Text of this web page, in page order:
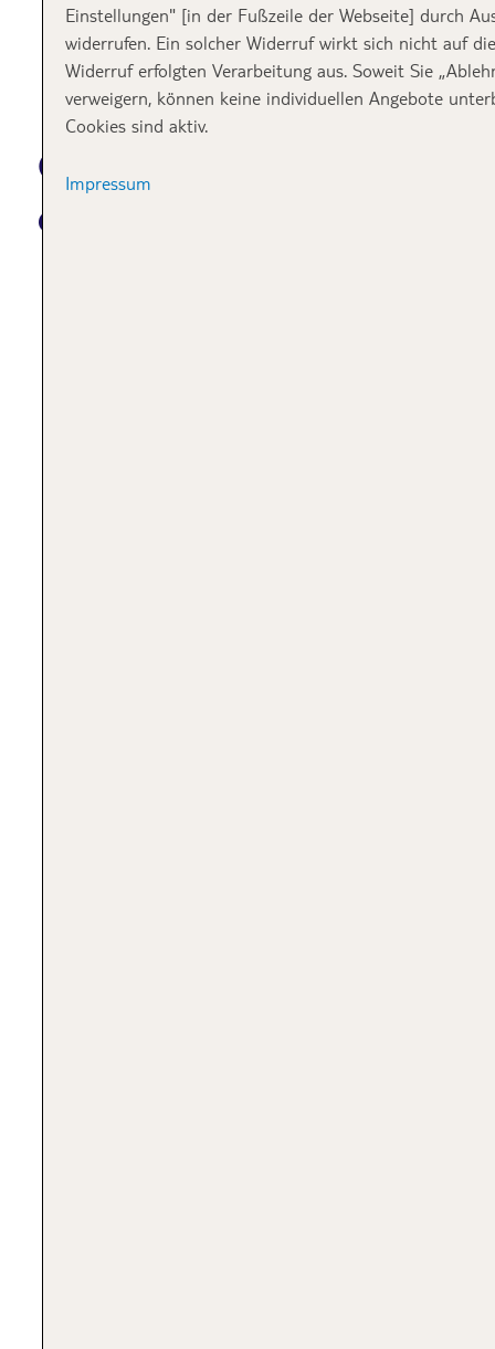
Chania – das Venedig
des Ostens
Einstellungen" [in der Fußzeile der Webseite] durch
widerrufen. Ein solcher Widerruf wirkt sich nicht auf
Widerruf erfolgten Verarbeitung aus. Soweit Sie
verweigern, können keine individuellen Angebote
Cookies sind aktiv.
Impressum